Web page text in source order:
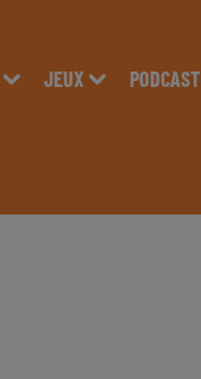
JEUX PODCAST